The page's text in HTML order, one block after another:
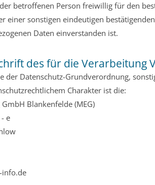
betroffenen Person freiwillig für den
einer sonstigen eindeutigen
Daten einverstanden ist.
des für die Verarbeitung
der Datenschutz-Grundverordnung,
Charakter ist die:
Blankenfelde (MEG)
e
info.de